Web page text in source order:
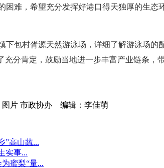
困难，希望充分发挥好港口得天独厚的生
下包村胥源天然游泳场，详细了解游泳场
充分肯定，鼓励当地进一步丰富产业链条，
图片 市政协办 编辑：李佳萌
”高山蔬...
实事...
蜜梨“量...